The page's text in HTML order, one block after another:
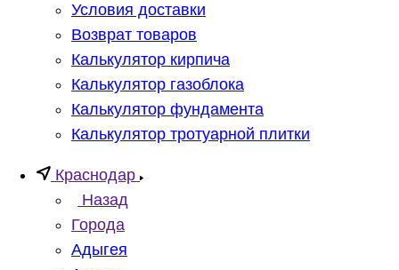
Условия доставки
Возврат товаров
Калькулятор кирпича
Калькулятор газоблока
Калькулятор фундамента
Калькулятор тротуарной плитки
Краснодар
Назад
Города
Адыгея